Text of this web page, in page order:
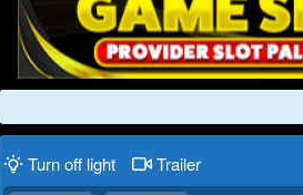
Turn off light
Trailer